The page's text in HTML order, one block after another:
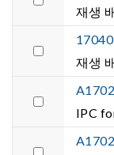
재생
17040
재생
IPC